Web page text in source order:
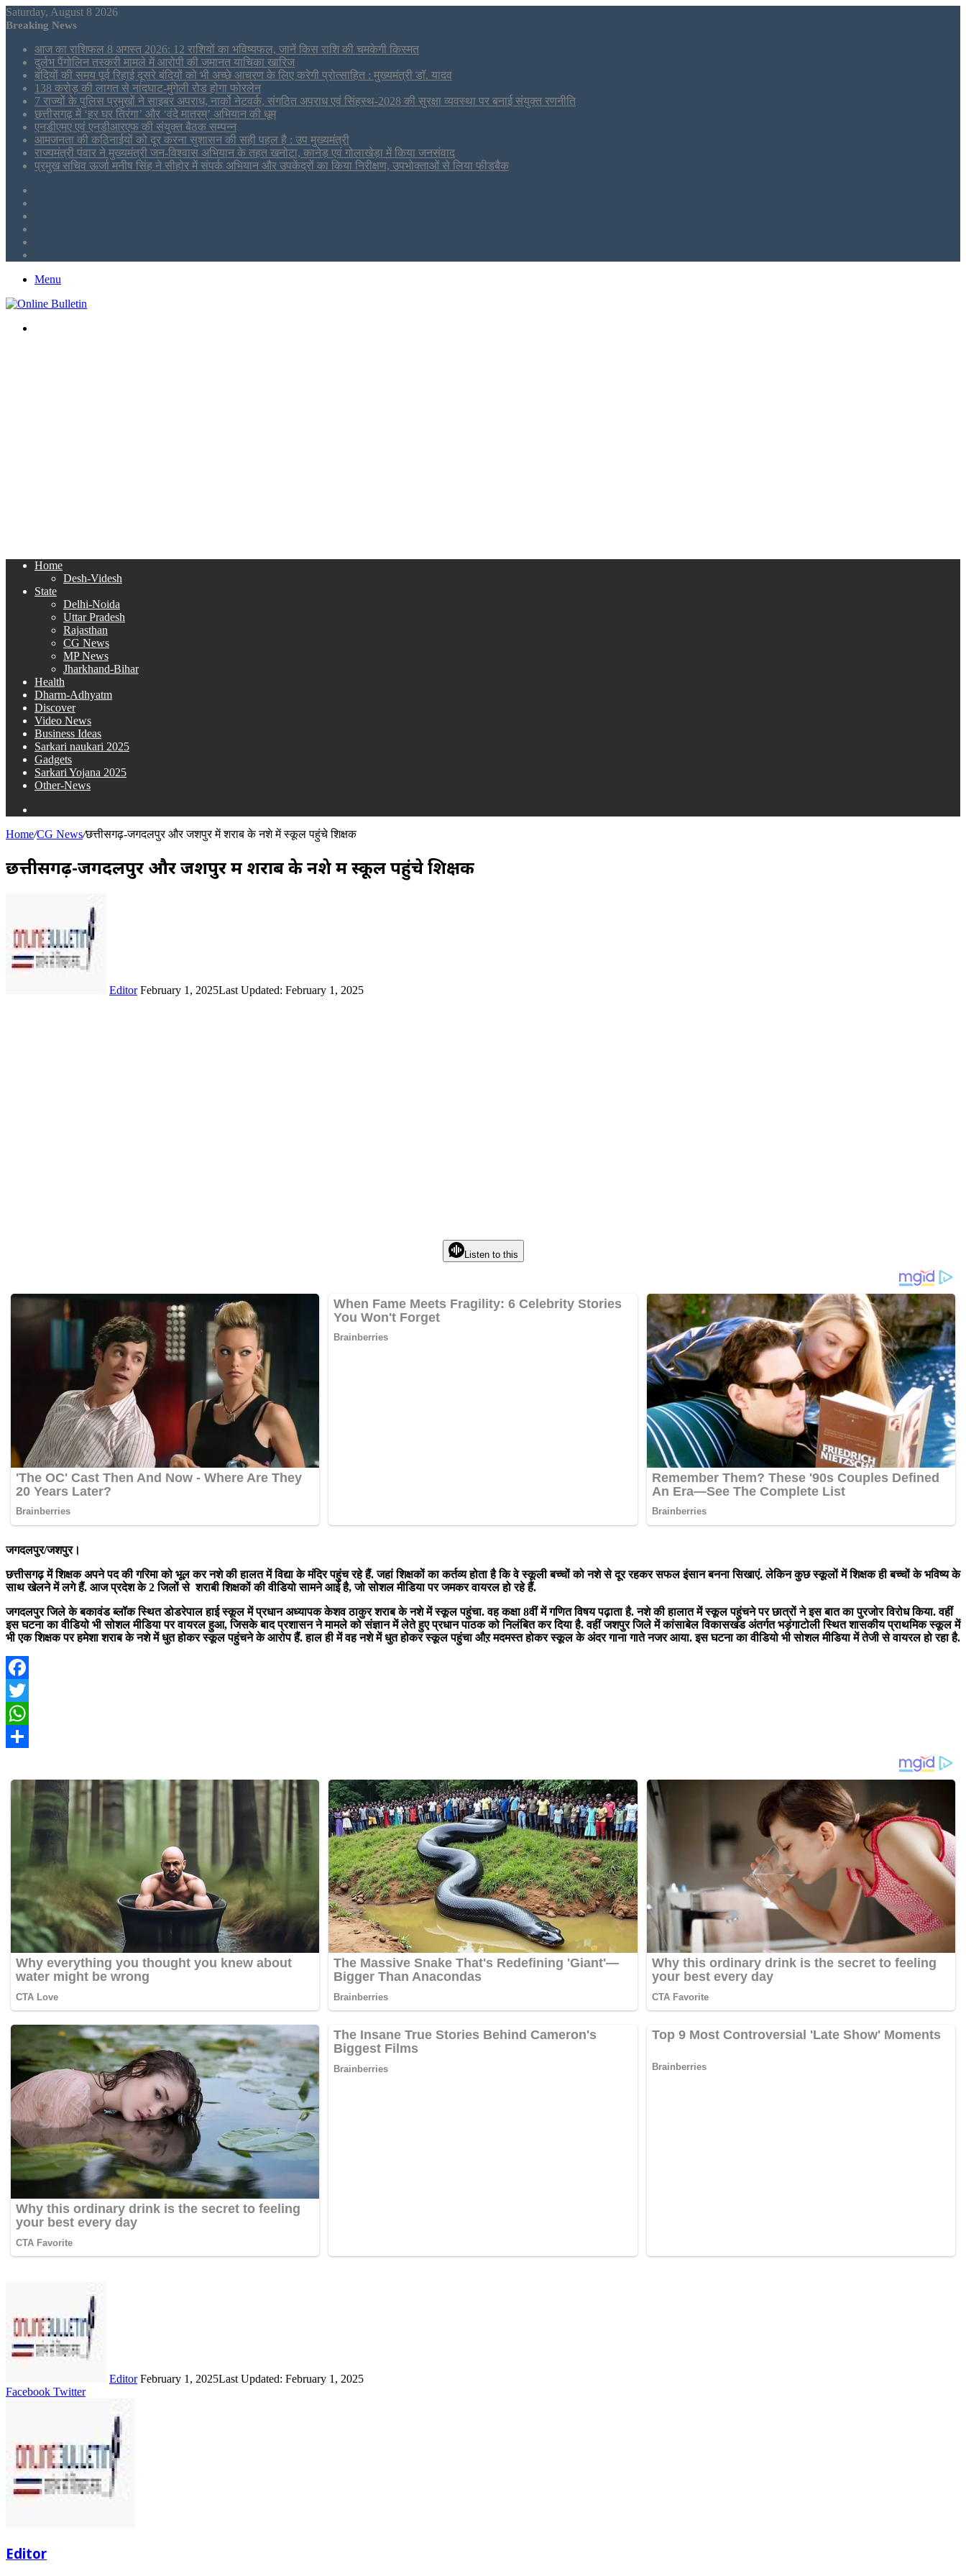
Saturday, August 8 2026
Breaking News
आज का राशिफल 8 अगस्त 2026: 12 राशियों का भविष्यफल, जानें किस राशि की चमकेगी किस्मत
दुर्लभ पैंगोलिन तस्करी मामले में आरोपी की जमानत याचिका खारिज
बंदियों की समय पूर्व रिहाई दूसरे बंदियों को भी अच्छे आचरण के लिए करेगी प्रोत्साहित : मुख्यमंत्री डॉ. यादव
138 करोड़ की लागत से नांदघाट-मुंगेली रोड होगा फोरलेन
7 राज्यों के पुलिस प्रमुखों ने साइबर अपराध, नार्को नेटवर्क, संगठित अपराध एवं सिंहस्थ-2028 की सुरक्षा व्यवस्था पर बनाई संयुक्त रणनीति
छत्तीसगढ़ में ‘हर घर तिरंगा’ और ‘वंदे मातरम्’ अभियान की धूम
एनडीएमए एवं एनडीआरएफ की संयुक्त बैठक सम्पन्न
आमजनता की कठिनाईयों को दूर करना सुशासन की सही पहल है : उप मुख्यमंत्री
राज्यमंत्री पंवार ने मुख्यमंत्री जन-विश्वास अभियान के तहत खनोटा, कानेड़ एवं गोलाखेड़ा में किया जनसंवाद
प्रमुख सचिव ऊर्जा मनीष सिंह ने सीहोर में संपर्क अभियान और उपकेंद्रों का किया निरीक्षण, उपभोक्ताओं से लिया फीडबैक
Menu
Home
Desh-Videsh
State
Delhi-Noida
Uttar Pradesh
Rajasthan
CG News
MP News
Jharkhand-Bihar
Health
Dharm-Adhyatm
Discover
Video News
Business Ideas
Sarkari naukari 2025
Gadgets
Sarkari Yojana 2025
Other-News
Home/CG News/छत्तीसगढ़-जगदलपुर और जशपुर में शराब के नशे में स्कूल पहुंचे शिक्षक
छत्तीसगढ़-जगदलपुर और जशपुर में शराब के नशे में स्कूल पहुंचे शिक्षक
Editor February 1, 2025Last Updated: February 1, 2025
Listen to this
जगदलपुर/जशपुर।
छत्तीसगढ़ में शिक्षक अपने पद की गरिमा को भूल कर नशे की हालत में विद्या के मंदिर पहुंच रहे हैं. जहां शिक्षकों का कर्तव्य होता है कि वे स्कूली बच्चों को नशे से दूर रहकर सफल इंसान बनना सिखाएं. लेकिन कुछ स्कूलों में शिक्षक ही बच्चों के भविष्य के
साथ खेलने में लगे हैं. आज प्रदेश के 2 जिलों से शराबी शिक्षकों की वीडियो सामने आई है, जो सोशल मीडिया पर जमकर वायरल हो रहे हैं.
जगदलपुर जिले के बकावंड ब्लॉक स्थित डोडरेपाल हाई स्कूल में प्रधान अध्यापक केशव ठाकुर शराब के नशे में स्कूल पहुंचा. वह कक्षा 8वीं में गणित विषय पढ़ाता है. नशे की हालात में स्कूल पहुंचने पर छात्रों ने इस बात का पुरजोर विरोध किया. वहीं
इस घटना का वीडियो भी सोशल मीडिया पर वायरल हुआ, जिसके बाद प्रशासन ने मामले को संज्ञान में लेते हुए प्रधान पाठक को निलंबित कर दिया है. वहीं जशपुर जिले में कांसाबेल विकासखंड अंतर्गत भड़ंगाटोली स्थित शासकीय प्राथमिक स्कूल में
भी एक शिक्षक पर हमेशा शराब के नशे में धुत होकर स्कूल पहुंचने के आरोप हैं. हाल ही में वह नशे में धुत होकर स्कूल पहुंचा औऱ मदमस्त होकर स्कूल के अंदर गाना गाते नजर आया. इस घटना का वीडियो भी सोशल मीडिया में तेजी से वायरल हो रहा है.
Facebook
Twitter
WhatsApp
Editor February 1, 2025Last Updated: February 1, 2025
Facebook TwitterLinkedIn
Share
Print
Editor